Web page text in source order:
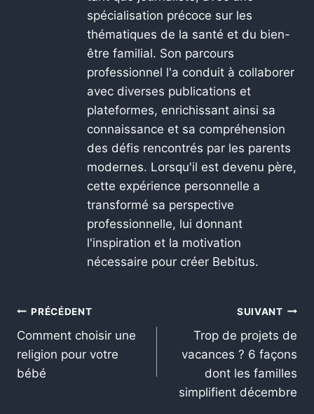
spécialisation précoce sur les
thématiques de la santé et du bien-
être familial. Son parcours
professionnel l'a conduit à collaborer
avec diverses publications et
plateformes, enrichissant ainsi sa
connaissance et sa compréhension
des défis rencontrés par les parents
modernes. Lorsqu'il est devenu père,
cette expérience personnelle a
transformé sa perspective
professionnelle, lui donnant
l'inspiration et la motivation
nécessaire pour créer Bebitus.
PRÉCÉDENT
Comment choisir une
religion pour votre
bébé
SUIVANT
Trop de projets de
vacances ? 6 façons
dont les familles
simplifient décembre